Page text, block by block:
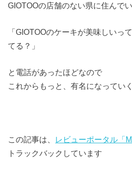
GIOTOOの店舗のない県に住んで
「GIOTOOのケーキが美味しいっ
てる？」
と電話があったほどなので
これからもっと、有名になってい
この記事は、 レビューポータル「
トラックバックしています